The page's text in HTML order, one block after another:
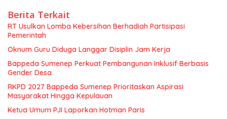
Berita Terkait
RT Usulkan Lomba Kebersihan Berhadiah Partisipasi
Pemerintah
Oknum Guru Diduga Langgar Disiplin Jam Kerja
Bappeda Sumenep Perkuat Pembangunan Inklusif Berbasis
Gender Desa
RKPD 2027 Bappeda Sumenep Prioritaskan Aspirasi
Masyarakat Hingga Kepulauan
Ketua Umum PJI Laporkan Hotman Paris